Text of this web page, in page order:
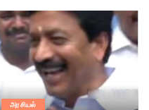
அரசியல்